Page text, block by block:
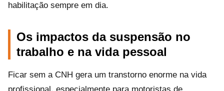
habilitação sempre em dia.
Os impactos da suspensão no
trabalho e na vida pessoal
Ficar sem a CNH gera um transtorno enorme na vida